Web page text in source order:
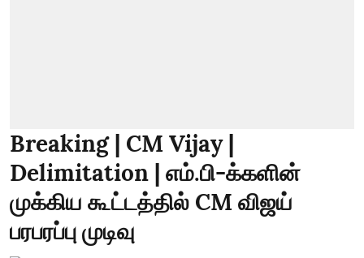
Breaking | CM Vijay |
Delimitation | எம்.பி-க்களின்
முக்கிய கூட்டத்தில் CM விஜய்
பரபரப்பு முடிவு